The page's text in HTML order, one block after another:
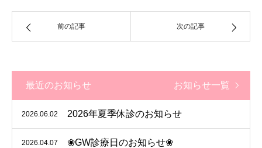
前の記事 次の記事
最近のお知らせ お知らせ一覧
2026.06.02 2026年夏季休診のお知らせ
2026.04.07 ❀GW診療日のお知らせ❀